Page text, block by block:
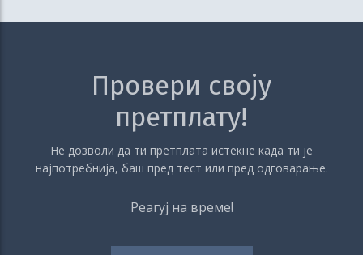
Провери своју
претплату!
Не дозволи да ти претплата истекне када ти је
најпотребнија, баш пред тест или пред одговарање.
Реагуј на време!